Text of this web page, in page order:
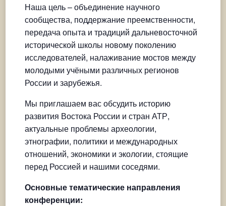
Наша цель – объединение научного
сообщества, поддержание преемственности,
передача опыта и традиций дальневосточной
исторической школы новому поколению
исследователей, налаживание мостов между
молодыми учёными различных регионов
России и зарубежья.
Мы приглашаем вас обсудить историю
развития Востока России и стран АТР,
актуальные проблемы археологии,
этнографии, политики и международных
отношений, экономики и экологии, стоящие
перед Россией и нашими соседями.
Основные тематические направления
конференции: